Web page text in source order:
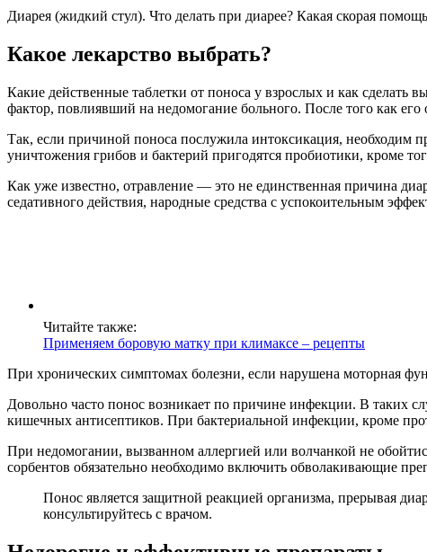
Диарея (жидкий стул). Что делать при диарее? Какая скорая
Какое лекарство выбрать?
Какие действенные таблетки от поноса у взрослых и как сделать
фактор, повлиявший на недомогание больного. После того как
Так, если причиной поноса послужила интоксикация, необходим
уничтожения грибов и бактерий пригодятся пробиотики, кроме
Как уже известно, отравление — это не единственная причина
седативного действия, народные средства с успокоительным
Читайте также:
Применяем боровую матку при климаксе – рецепты
При хронических симптомах болезни, если нарушена моторная
Довольно часто понос возникает по причине инфекции. В таких
кишечных антисептиков. При бактериальной инфекции, кроме
При недомогании, вызванном аллергией или волчанкой не
сорбентов обязательно необходимо включить обволакивающие
Понос является защитной реакцией организма, прерывая
консультируйтесь с врачом.